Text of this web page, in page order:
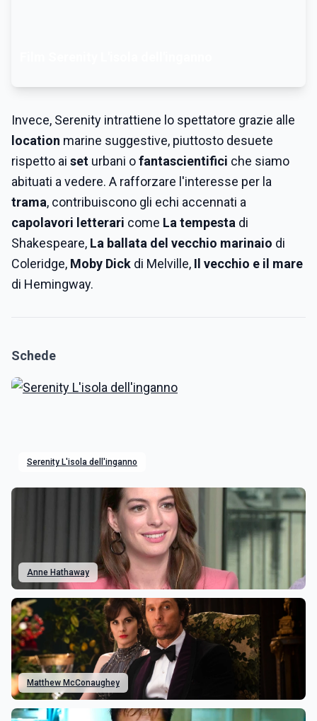
Invece, Serenity intrattiene lo spettatore grazie alle
location marine suggestive, piuttosto desuete
rispetto ai set urbani ofantascientifici che siamo
abituati a vedere. A rafforzare l'interesse per la
trama, contribuiscono gli echi accennati a
capolavori letterari come La tempesta di
Shakespeare, La ballata del vecchio marinaio di
Coleridge, Moby Dick di Melville, Il vecchio e il mare
di Hemingway.
Schede
Serenity L'isola dell'inganno
Anne Hathaway
Matthew McConaughey